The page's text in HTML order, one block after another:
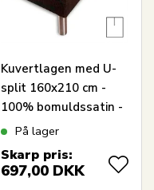
Kuvertlagen med U-
split 160x210 cm -
100% bomuldssatin -
Splitlængde 90 cm -
topmadras - Borås
På lager
Skarp pris:
697,00 DKK